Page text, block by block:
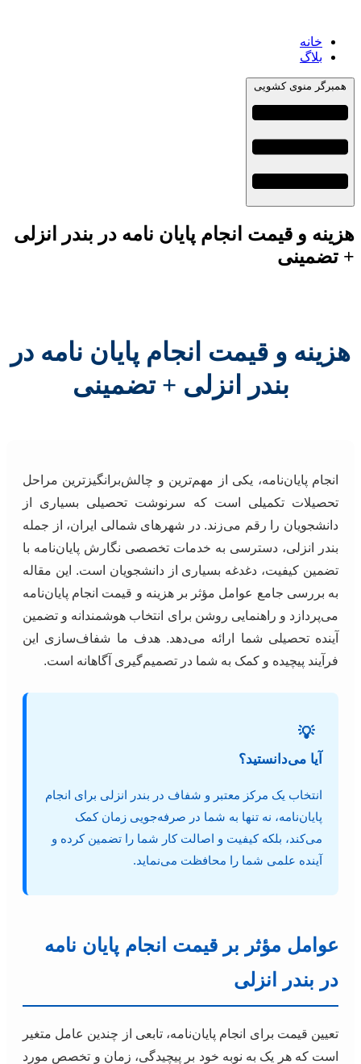
خانه
بلاگ
همبرگر منوی کشویی
هزینه و قیمت انجام پایان نامه در بندر انزلی
+ تضمینی
هزینه و قیمت انجام پایان نامه در
بندر انزلی + تضمینی
انجام پایان‌نامه، یکی از مهم‌ترین و چالش‌برانگیزترین مراحل
تحصیلات تکمیلی است که سرنوشت تحصیلی بسیاری از
دانشجویان را رقم می‌زند. در شهرهای شمالی ایران، از جمله
بندر انزلی، دسترسی به خدمات تخصصی نگارش پایان‌نامه با
تضمین کیفیت، دغدغه‌ بسیاری از دانشجویان است. این مقاله
به بررسی جامع عوامل مؤثر بر هزینه و قیمت انجام پایان‌نامه
می‌پردازد و راهنمایی روشن برای انتخاب هوشمندانه و تضمین
آینده تحصیلی شما ارائه می‌دهد. هدف ما شفاف‌سازی این
فرآیند پیچیده و کمک به شما در تصمیم‌گیری آگاهانه است.
💡
آیا می‌دانستید؟
انتخاب یک مرکز معتبر و شفاف در بندر انزلی برای انجام
پایان‌نامه، نه تنها به شما در صرفه‌جویی زمان کمک
می‌کند، بلکه کیفیت و اصالت کار شما را تضمین کرده و
آینده علمی شما را محافظت می‌نماید.
عوامل مؤثر بر قیمت انجام پایان نامه
در بندر انزلی
تعیین قیمت برای انجام پایان‌نامه، تابعی از چندین عامل متغیر
است که هر یک به نوبه خود بر پیچیدگی، زمان و تخصص مورد